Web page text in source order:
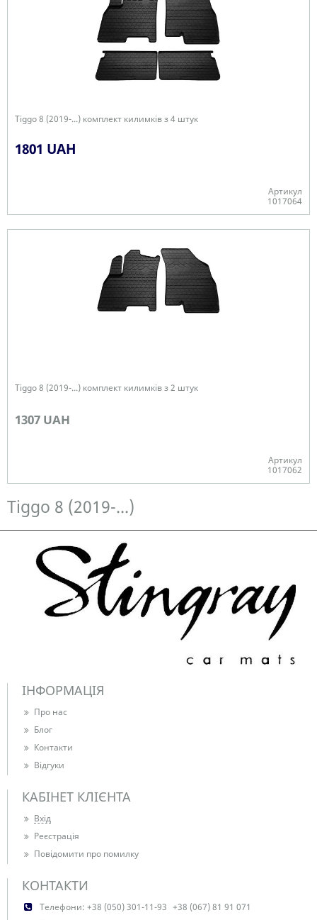
Tiggo 8 (2019-...) комплект килимків з 4 штук
1801 UAH
Артикул
1017064
Tiggo 8 (2019-...) комплект килимків з 2 штук
1307 UAH
Артикул
1017062
Tiggo 8 (2019-...)
ІНФОРМАЦІЯ
Про нас
Блог
Контакти
Відгуки
КАБІНЕТ КЛІЄНТА
Вхід
Реєстрація
Повідомити про помилку
КОНТАКТИ
Телефони: +38 (050) 301-11-93 +38 (067) 81 91 071